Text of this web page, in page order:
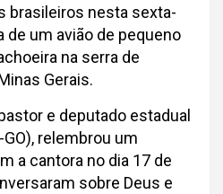
brasileiros nesta sexta-
de um avião de pequeno
na serra de
Gerais.
e deputado estadual
relembrou um
a cantora no dia 17 de
sobre Deus e